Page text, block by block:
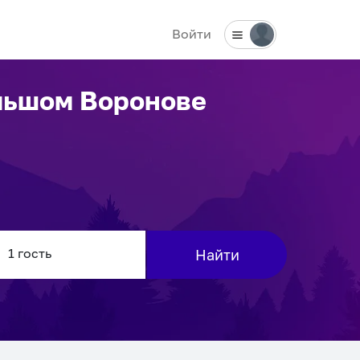
Войти
Воронове
Найти